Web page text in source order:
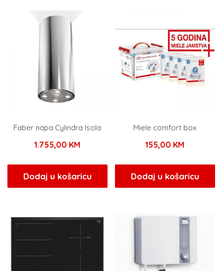
Faber napa Cylindra Isola
1.755,00 KM
Dodaj u košaricu
Miele comfort box
155,00 KM
Dodaj u košaricu